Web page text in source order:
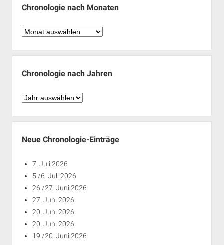
Chronologie nach Monaten
Chronologie
Monaten
Chronologie nach Jahren
Chronologie
Jahren
Neue Chronologie-Einträge
7. Juli 2026
5./6. Juli 2026
26./27. Juni 2026
27. Juni 2026
20. Juni 2026
20. Juni 2026
19./20. Juni 2026